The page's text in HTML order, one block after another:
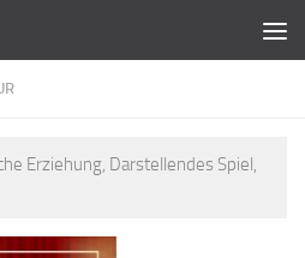
Erziehung, Darstellendes Spiel,